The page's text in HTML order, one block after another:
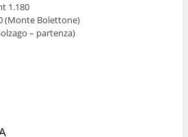
1.180
(Monte Bolettone)
– partenza)